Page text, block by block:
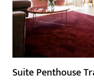
Suite Penthouse